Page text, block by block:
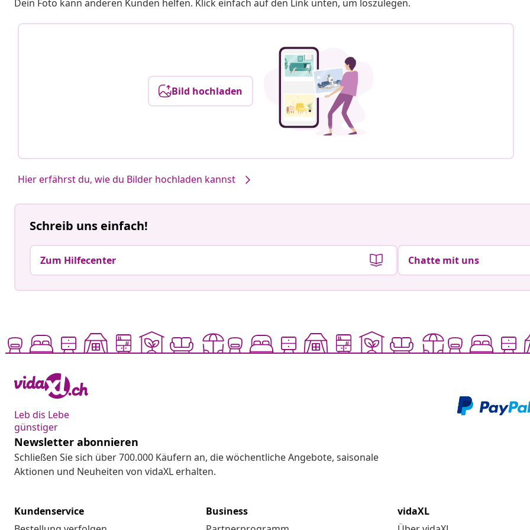
Dein Foto kann anderen Kunden helfen. Klick einfach auf den Link unten, um loszulegen.
Bild hochladen
Hier erfährst du, wie du Bilder hochladen kannst
Schreib uns einfach!
Zum Hilfecenter Chatte mit uns
Leb dis Lebe
günstiger
Newsletter abonnieren
Schließen Sie sich über 700.000 Käufern an, die wöchentliche Angebote, saisonale
Aktionen und Neuheiten von vidaXL erhalten.
Kundenservice
Business
vidaXL